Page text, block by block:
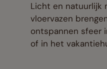
Licht en natuurlijk
vloervazen
ontspannen sfeer
of in het